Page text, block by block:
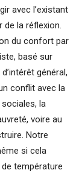
avec l’existant
de la réflexion.
du confort par
basé sur
général,
conflit avec la
la
voire au
Notre
si cela
température